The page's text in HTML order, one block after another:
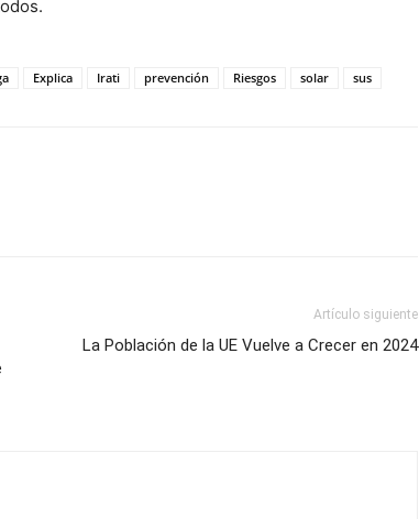
Explica Irati prevención Riesgos solar sus
Artículo siguiente
La Población de la UE Vuelve a Crecer en 2024